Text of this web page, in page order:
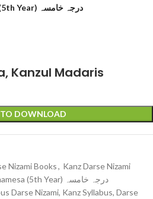
Kanzul Madaris Al Khamesa (5th Year) درجہ خامسہ
Kanzul Madaris
DOWNLOAD
Nizami Books, Kanz Darse Nizami
Kanzul Madaris Al Khamesa (5th Year) درجہ خامسہ
Darse Nizami, Kanz Syllabus, Darse